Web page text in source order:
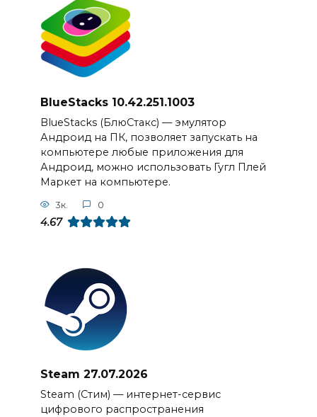
BlueStacks 10.42.251.1003
BlueStacks (БлюСтакс) — эмулятор
Андроид на ПК, позволяет запускать на
компьютере любые приложения для
Андроид, можно использовать Гугл Плей
Маркет на компьютере.
3к. 0
4.67
Steam 27.07.2026
Steam (Стим) — интернет-сервис
цифрового распространения